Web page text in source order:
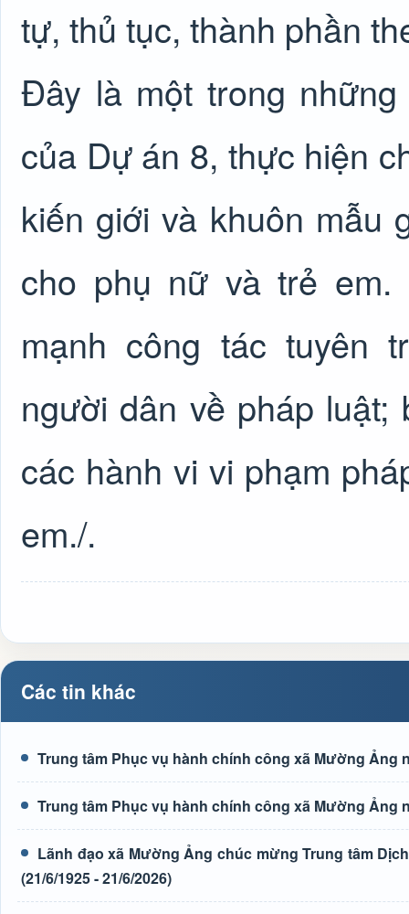
tự, thủ tục, thành phần
Đây là một trong
của Dự án 8, thực hiện
kiến giới và khuôn mẫu
cho phụ nữ và trẻ em.
mạnh công tác tuyên
người dân về pháp luật;
các hành vi vi phạm
em./.
Các tin khác
Trung tâm Phục vụ hành chính công xã Mường Ảng
Trung tâm Phục vụ hành chính công xã Mường Ảng
Lãnh đạo xã Mường Ảng chúc mừng Trung tâm
(21/6/1925 - 21/6/2026)